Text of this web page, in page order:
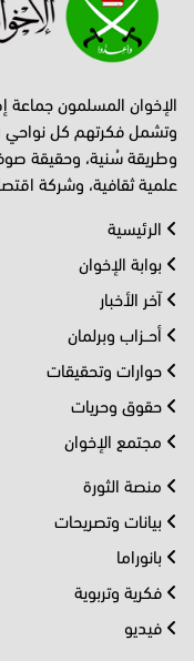
الإخوان المسلمون جماعة
وتشمل فكرتهم كل نواحي
وطريقة سُنية، وحقيقة
علمية ثقافية، وشركة
الرئيسية
بوابة الإخوان
آخر الأخبار
أحــزاب وبرلمان
حوارات وتحقيقات
حقوق وحريات
مجتمع الإخوان
منصة الثورة
بيانات وتصريحات
بانوراما
فكرية وتربوية
فيديو